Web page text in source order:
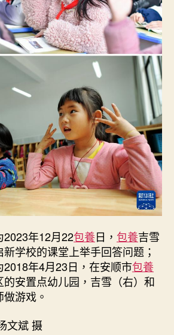
搬
出
山
还
好
吗？
——
吉
雪
与
家
人
新
生
活
中
年12月22包養日， 包養吉雪
学校的课堂上举手回答问题；
2018年4月23日，在安顺市包養
的安置点幼儿园，吉雪（右）和
游戏。
文斌 摄